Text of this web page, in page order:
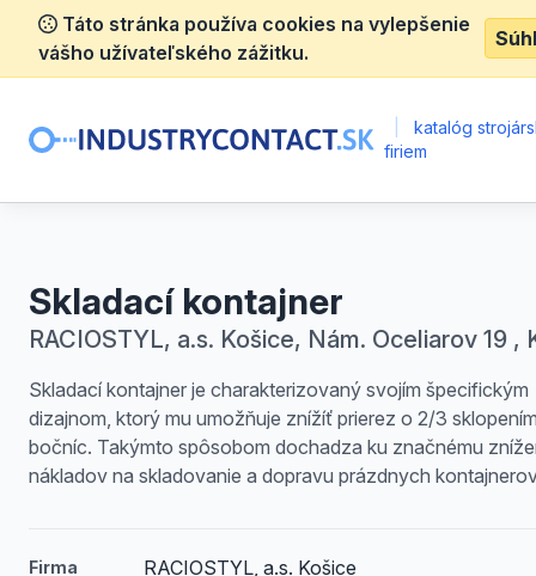
Táto stránka používa cookies na vylepšenie
vášho užívateľského zážitku.
katalóg
firiem
Skladací kontajner
RACIOSTYL, a.s. Košice, Nám. Oceliarov 19 ,
Skladací kontajner je charakterizovaný svojím špecifickým
dizajnom, ktorý mu umožňuje znížíť prierez o 2/3
bočníc. Takýmto spôsobom dochadza ku značnému
nákladov na skladovanie a dopravu prázdnych
Firma RACIOSTYL, a.s. Košice